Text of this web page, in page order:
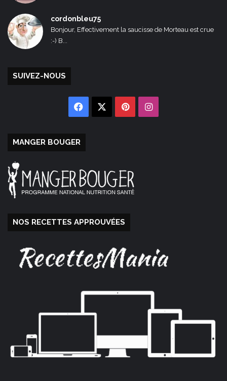
cordonbleu75
Bonjour, Effectivement la saucisse de Morteau est crue
:-) B...
SUIVEZ-NOUS
Facebook PinterestInstagram
MANGER BOUGER
NOS RECETTES APPROUVÉES